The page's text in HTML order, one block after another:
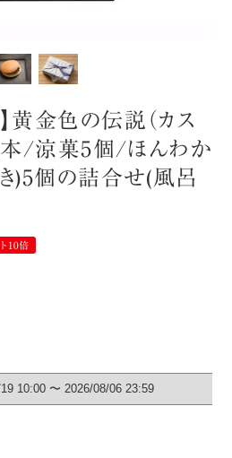
黄金色の伝説（カス
本/涼菓5個/ほんわか
)5個の詰合せ(風呂
10倍
10:00 〜 2026/08/06 23:59